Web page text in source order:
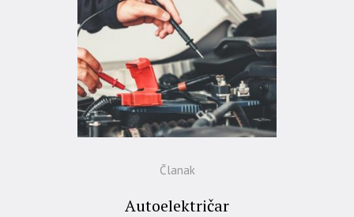
Članak
Autoelektričar